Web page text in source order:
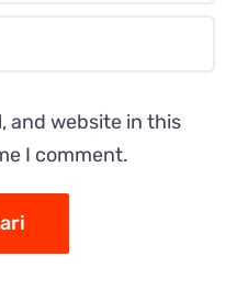
and website in this
I comment.